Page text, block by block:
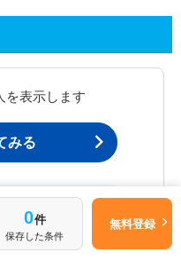
を表示します
みる
0件
保存した条件
無料登録